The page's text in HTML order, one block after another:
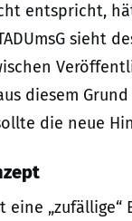
entspricht,
sieht
diesem
die neue